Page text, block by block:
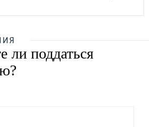
ли поддаться